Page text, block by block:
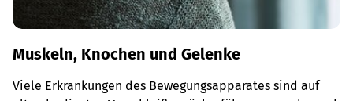
Muskeln, Knochen und Gelenke
Viele Erkrankungen des Bewegungsapparates sind auf